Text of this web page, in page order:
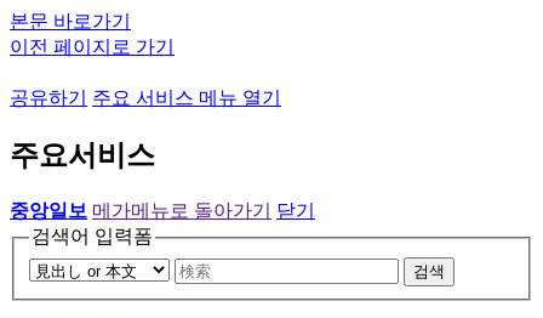
본문 바로가기
이전 페이지로 가기
공유하기 주요 서비스 메뉴 열기
주요서비스
중앙일보 메가메뉴로 돌아가기
닫기
검색어 입력폼
검색